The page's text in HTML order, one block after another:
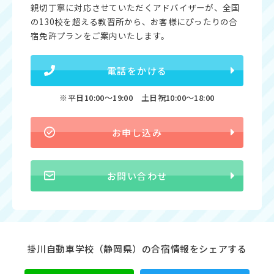
親切丁寧に対応させていただくアドバイザーが、全国
の130校を超える教習所から、お客様にぴったりの合
宿免許プランをご案内いたします。
電話をかける
※平日10:00〜19:00 土日祝10:00〜18:00
お申し込み
お問い合わせ
掛川自動車学校（静岡県）の合宿情報をシェアする